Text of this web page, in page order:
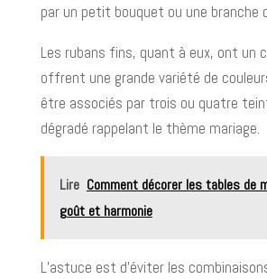
par un petit bouquet ou une branche
Les rubans fins, quant à eux, ont un
offrent une grande variété de
être associés par trois ou quatre
dégradé rappelant le thème mariage.
Lire Comment décorer les tables de
goût et harmonie
L’astuce est d’éviter les